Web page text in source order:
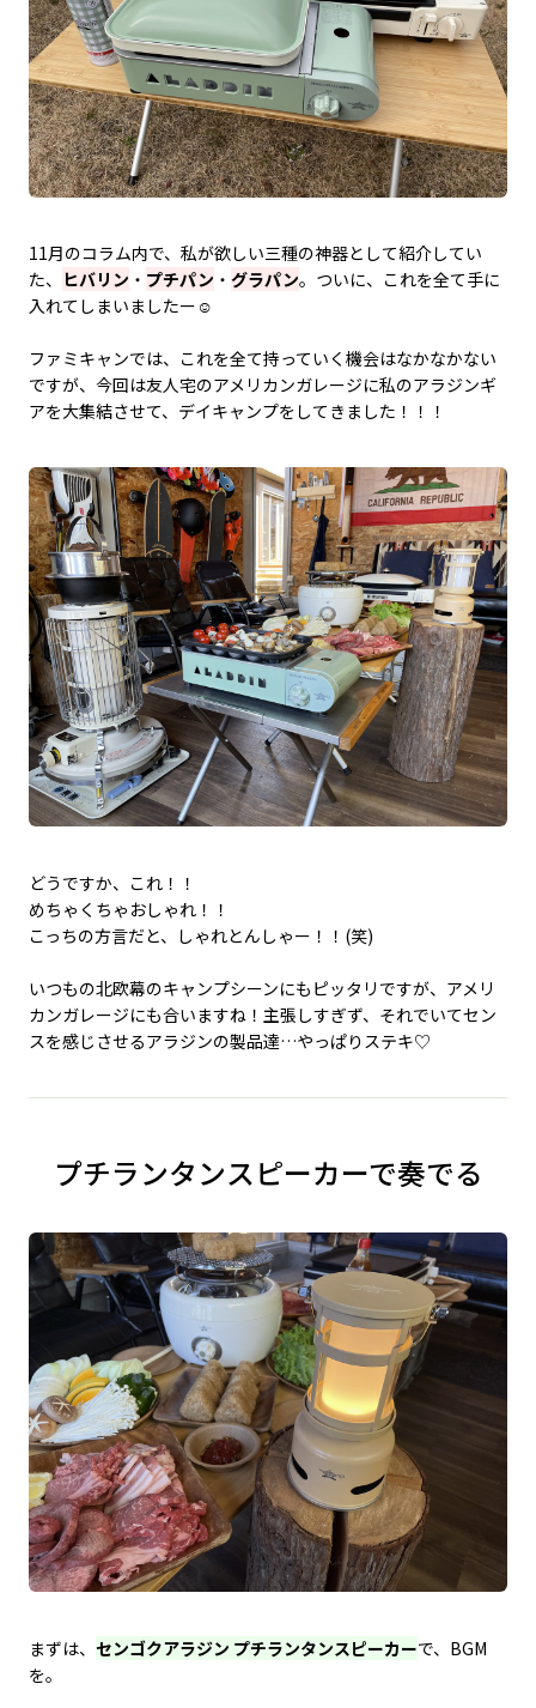
11月のコラム内で、私が欲しい三種の神器として紹介してい
た、 ヒバリン ・ プチパン ・ グラパン。ついに、これを全て手に
入れてしまいましたー☺︎
ファミキャンでは、これを全て持っていく機会はなかなかない
ですが、今回は友人宅のアメリカンガレージに私のアラジンギ
アを大集結させて、デイキャンプをしてきました！！！
どうですか、これ！！
めちゃくちゃおしゃれ！！
こっちの方言だと、しゃれとんしゃー！！(笑)
いつもの北欧幕のキャンプシーンにもピッタリですが、アメリ
カンガレージにも合いますね！主張しすぎず、それでいてセン
スを感じさせるアラジンの製品達…やっぱりステキ♡
プチランタンスピーカーで奏でる
まずは、 センゴクアラジン プチランタンスピーカーで、BGM
を。